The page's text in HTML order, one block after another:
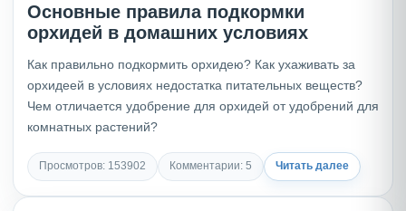
Основные правила подкормки
орхидей в домашних условиях
Как правильно подкормить орхидею? Как ухаживать за
орхидеей в условиях недостатка питательных веществ?
Чем отличается удобрение для орхидей от удобрений для
комнатных растений?
Просмотров: 153902 Комментарии: 5 Читать далее